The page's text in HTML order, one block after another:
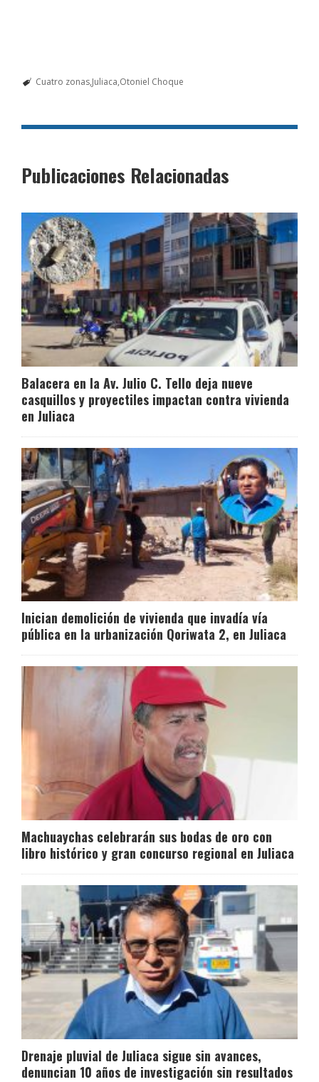
Cuatro zonas Juliaca Otoniel Choque
Publicaciones Relacionadas
Balacera en la Av. Julio C. Tello deja nueve
casquillos y proyectiles impactan contra vivienda
en Juliaca
Inician demolición de vivienda que invadía vía
pública en la urbanización Qoriwata 2, en Juliaca
Machuaychas celebrarán sus bodas de oro con
libro histórico y gran concurso regional en Juliaca
Drenaje pluvial de Juliaca sigue sin avances,
denuncian 10 años de investigación sin resultados